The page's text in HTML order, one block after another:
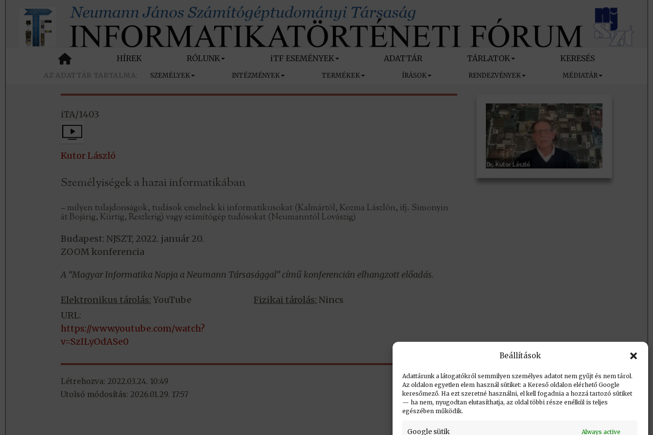
Beállítások
Adattárunk a látogatókról semmilyen személyes adatot nem gyűjt és nem tárol.
Az oldalon egyetlen elem használ sütiket: a Kereső oldalon elérhető Google
keresőmező. Ha ezt szeretné használni, el kell fogadnia a hozzá tartozó sütiket
— ha nem, nyugodtan elutasíthatja, az oldal többi része enélkül is teljes
egészében működik.
Google sütik Always active
HÍREK RÓLUNK iTF ESEMÉNYEK ADATTÁR TÁRLATOK KERESÉS
SZEMÉLYEK INTÉZMÉNYEK TERMÉKEK ÍRÁSOK RENDEZVÉNYEK MÉDIATÁR
iTA/1403
Kutor László
Személyiségek a hazai informatikában
– milyen tulajdonságok, tudások emelnek ki informatikusokat (Kalmártól, Kozma Lászlón, ifj. Simonyin
át Bojárig, Kürtig, Reszlerig) vagy számítógép tudósokat (Neumanntól Lovászig)
Budapest: NJSZT, 2022. január 20.
ZOOM konferencia
A “Magyar Informatika Napja a Neumann Társasággal” című konferencián elhangzott előadás.
Elektronikus tárolás: YouTube
URL:
https://www.youtube.com/watch?
v=SzILyOdASe0
Fizikai tárolás: Nincs
Létrehozva: 2022.03.24. 10:49
Utolsó módosítás: 2026.01.29. 17:57